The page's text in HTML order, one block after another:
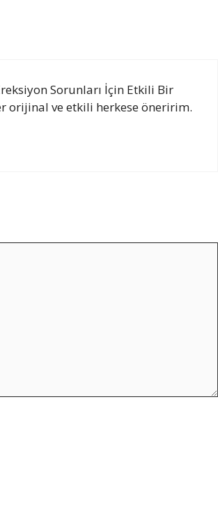
Sorunları İçin Etkili Bir
orijinal ve etkili herkese öneririm.